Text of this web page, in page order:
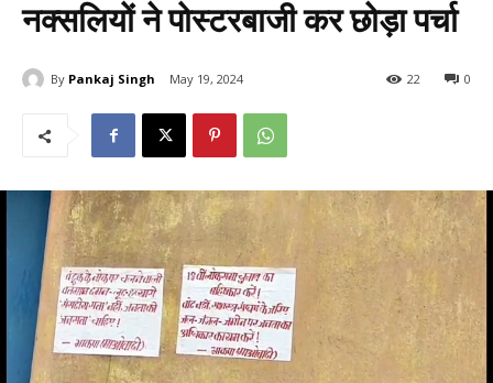
नक्सलियों ने पोस्टरबाजी कर छोड़ा पर्चा
By Pankaj Singh May 19, 2024 0
22